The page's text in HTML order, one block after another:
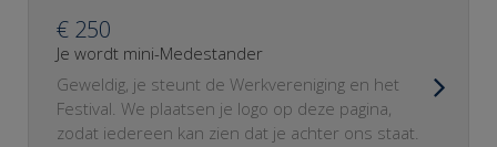
€ 250
Je wordt mini-Medestander
Geweldig, je steunt de Werkvereniging en het
Festival. We plaatsen je logo op deze pagina,
zodat iedereen kan zien dat je achter ons staat.